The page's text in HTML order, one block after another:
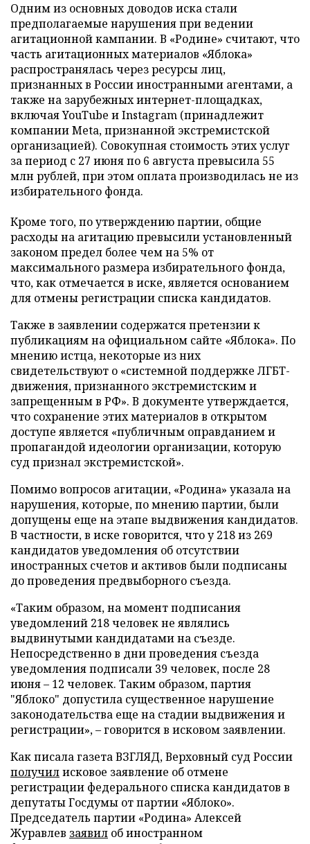
Одним из основных доводов иска стали
предполагаемые нарушения при ведении
агитационной кампании. В «Родине» считают, что
часть агитационных материалов «Яблока»
распространялась через ресурсы лиц,
признанных в России иностранными агентами, а
также на зарубежных интернет-площадках,
включая YouTube и Instagram (принадлежит
компании Meta, признанной экстремистской
организацией). Совокупная стоимость этих услуг
за период с 27 июня по 6 августа превысила 55
млн рублей, при этом оплата производилась не из
избирательного фонда.
Кроме того, по утверждению партии, общие
расходы на агитацию превысили установленный
законом предел более чем на 5% от
максимального размера избирательного фонда,
что, как отмечается в иске, является основанием
для отмены регистрации списка кандидатов.
Также в заявлении содержатся претензии к
публикациям на официальном сайте «Яблока». По
мнению истца, некоторые из них
свидетельствуют о «системной поддержке ЛГБТ-
движения, признанного экстремистским и
запрещенным в РФ». В документе утверждается,
что сохранение этих материалов в открытом
доступе является «публичным оправданием и
пропагандой идеологии организации, которую
суд признал экстремистской».
Помимо вопросов агитации, «Родина» указала на
нарушения, которые, по мнению партии, были
допущены еще на этапе выдвижения кандидатов.
В частности, в иске говорится, что у 218 из 269
кандидатов уведомления об отсутствии
иностранных счетов и активов были подписаны
до проведения предвыборного съезда.
«Таким образом, на момент подписания
уведомлений 218 человек не являлись
выдвинутыми кандидатами на съезде.
Непосредственно в дни проведения съезда
уведомления подписали 39 человек, после 28
июня – 12 человек. Таким образом, партия
"Яблоко" допустила существенное нарушение
законодательства еще на стадии выдвижения и
регистрации», – говорится в исковом заявлении.
Как писала газета ВЗГЛЯД, Верховный суд России
получилисковое заявление об отмене
регистрации федерального списка кандидатов в
депутаты Госдумы от партии «Яблоко».
Председатель партии «Родина» Алексей
Журавлев заявил об иностранном